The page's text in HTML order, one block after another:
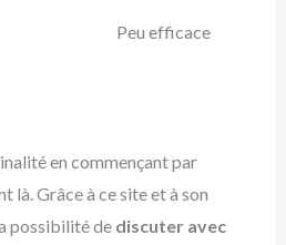
Peu efficace
en commençant par
là. Grâce à ce site et à son
possibilité de discuter avec